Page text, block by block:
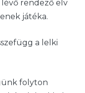
rendező elv
játéka.
a lelki
folyton